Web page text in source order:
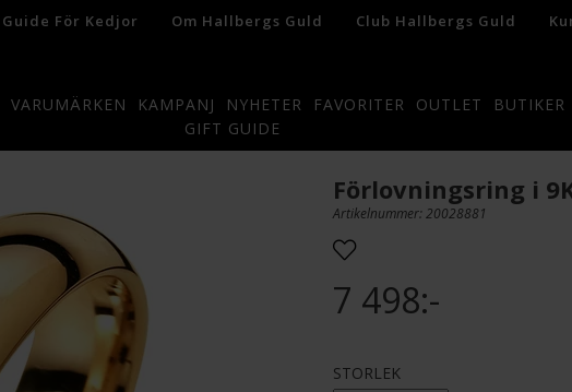
Guide För Kedjor Om Hallbergs Guld Club Hallbergs Guld
VARUMÄRKEN KAMPANJ NYHETER FAVORITER OUTLET
BUTIKER
GIFT GUIDE
Förlovningsring i
Artikelnummer: 20028881
7 498:-
STORLEK